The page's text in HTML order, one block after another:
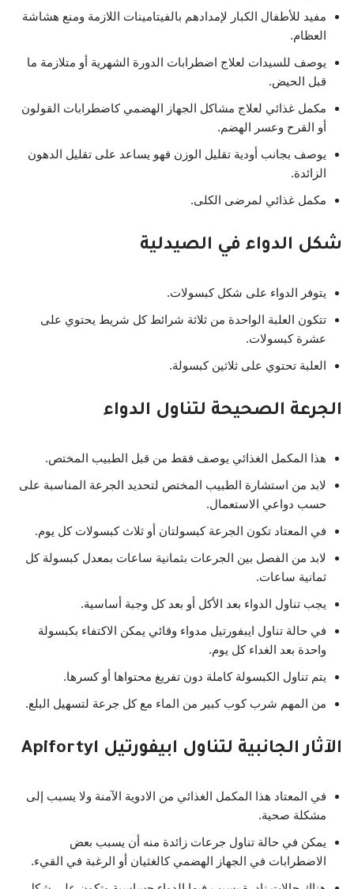
مفيد للأطفال الكبار لإمدادهم بالفيتامينات اللازمة ومنع هشاشة
العظام.
يوصف للسيدات لعلاج اضطرابات الدورة الشهرية أو متلازمة ما
قبل الحيض.
مكمل غذائي لعلاج مشاكل الجهاز الهضمي كاضطرابات القولون
أو القرح وعسر الهضم.
يوصف بجانب أودية تقليل الوزن فهو يساعد على تقليل الدهون
الزائدة.
مكمل غذائي لمرضى الكلى.
شكل الدواء في الصيدلية
يتوفر الدواء على شكل كبسولات.
تتكون العلبة الواحدة من ثلاثة شرائط كل شريط يحتوي على
عشرة كبسولات.
العلبة تحتوي على ثلاثين كبسولة.
الجرعة الصحيحة لتناول الدواء
هذا المكمل الغذائي يوصف فقط من قبل الطبيب المختص.
لابد من استشارة الطبيب المختص لتحديد الجرعة المناسبة على
حسب دواعي الاستعمال.
في المعتاد تكون الجرعة كبسولتان أو ثلاث كبسولات كل يوم.
لابد من الفصل بين الجرعات بثمانية ساعات بمعدل كبسولة كل
ثمانية ساعات.
يجب تناول الدواء بعد الأكل أو بعد كل وجبة أساسية.
في حالة تناول ايبفورتيل مدواء وقائي يمكن الاكتفاء بكبسولة
واحدة بعد الغداء كل يوم.
يتم تناول الكبسولة كاملة دون تفريغ محتواها أو كسرها.
من المهم شرب كوب كبير من الماء مع كل جرعة لتسهيل البلع.
الآثار الجانبية لتناول ابيفورتيل Apifortyl
في المعتاد هذا المكمل الغذائي من الادوية الآمنة ولا يسبب إلى
مشكلة صحية.
يمكن في حالة تناول جرعات زائدة منه أن يسبب بعض
الاضطرابات في الجهاز الهضمي كالغثيان أو الرغبة في القيء.